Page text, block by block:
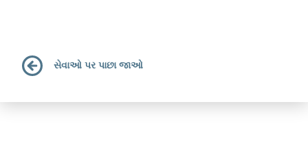
સેવાઓ પર પાછા જાઓ